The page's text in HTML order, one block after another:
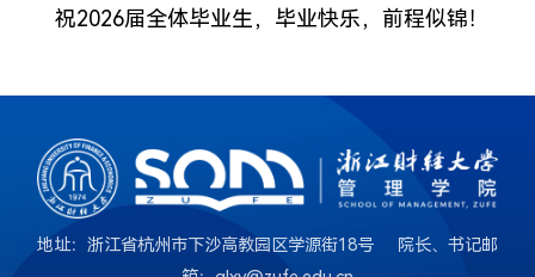
祝2026届全体毕业生，毕业快乐，前程似锦！
地址：浙江省杭州市下沙高教园区学源街18号 院长、书记邮